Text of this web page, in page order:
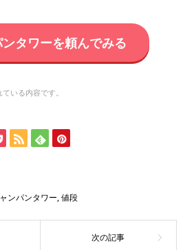
タワーを頼んでみる
いる内容です。
ンパンタワー,値段